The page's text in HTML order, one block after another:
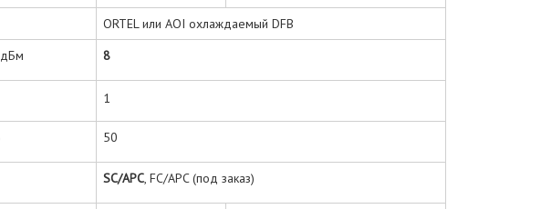
ORTEL или AOI охлаждаемый DFB
8
1
50
SC/APC, FC/APC (под заказ)